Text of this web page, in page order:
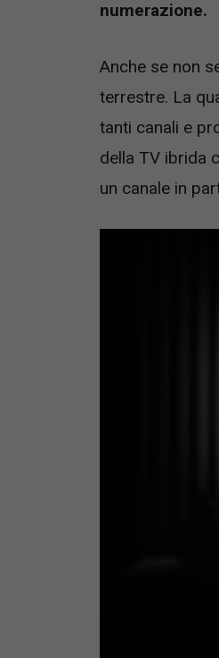
numerazione.
Anche se non
terrestre. La
tanti canali e
della TV ibrida
un canale in